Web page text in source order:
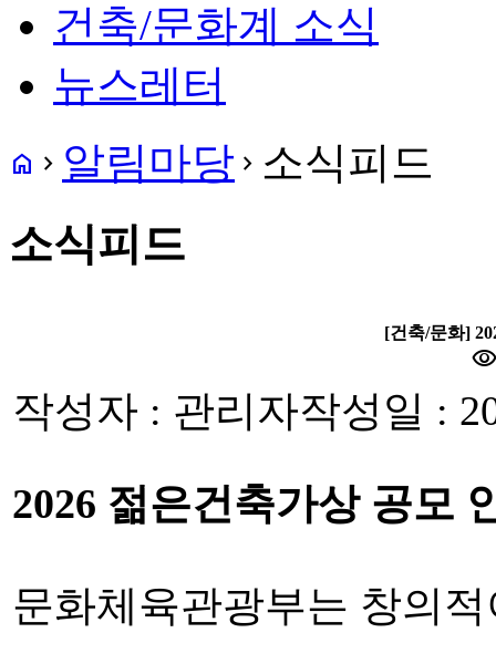
건축/문화계 소식
뉴스레터
home navigate_next 알림마당 navigate_next 소식피드
소식피드
[건축/문화]
작성자 : 관리자작성일 :
2026 젊은건축가상 공모
문화체육관광부는 창의